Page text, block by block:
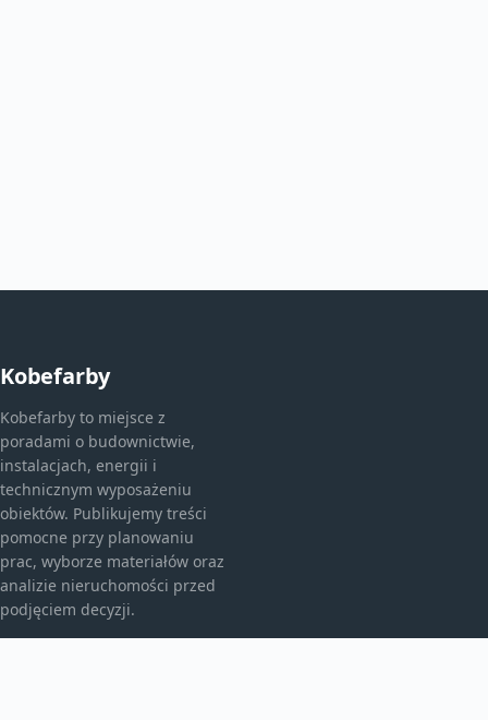
Kobefarby
Kobefarby to miejsce z
poradami o budownictwie,
instalacjach, energii i
technicznym wyposażeniu
obiektów. Publikujemy treści
pomocne przy planowaniu
prac, wyborze materiałów oraz
analizie nieruchomości przed
podjęciem decyzji.